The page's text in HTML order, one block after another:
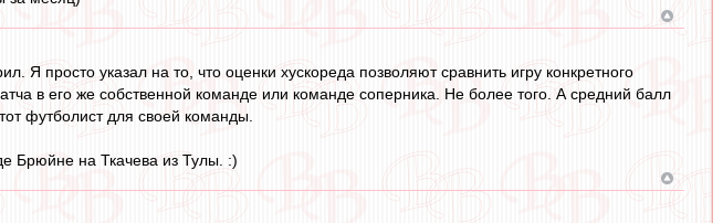
Я просто указал на то, что оценки хускореда позволяют сравнить игру конкретного
в его же собственной команде или команде соперника. Не более того. А средний балл
футболист для своей команды.
Брюйне на Ткачева из Тулы. :)